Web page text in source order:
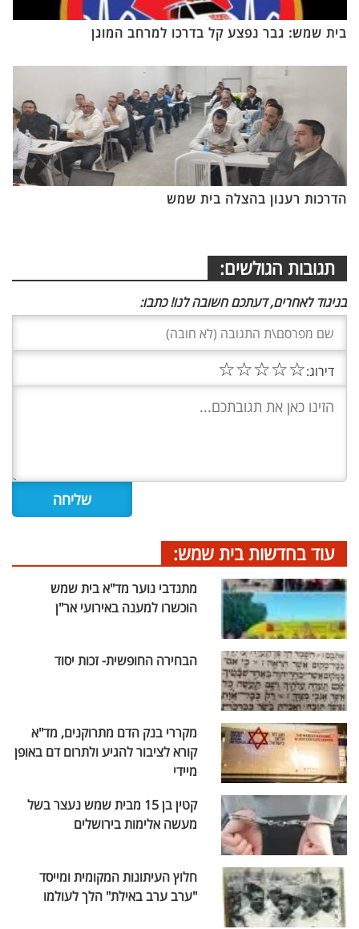
בית שמש: גבר נפצע קל בדרכו למרחב המוגן
הדרכות רענון בהצלה בית שמש
תגובות הגולשים:
בניגוד לאחרים, דעתכם חשובה לנו! כתבו:
דירוג:☆
☆
☆
☆
☆
עוד בחדשות בית שמש:
מתנדבי נוער מד"א בית שמש
הוכשרו למענה באירועי אר"ן
הבחירה החופשית- זכות יסוד
מקררי בנק הדם מתרוקנים, מד"א
קורא לציבור להגיע ולתרום דם באופן
מיידי
קטין בן 15 מבית שמש נעצר בשל
מעשה אלימות בירושלים
חלוץ העיתונות המקומית ומייסד
"ערב ערב באילת" הלך לעולמו